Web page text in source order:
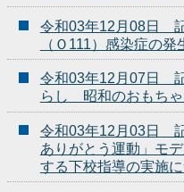
令和03年12月08日
（Ｏ111）感染症の発
令和03年12月07日
らし 昭和のおもちゃ
令和03年12月03日
ありがとう運動」モ
する下校指導の実施